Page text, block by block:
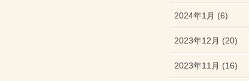
2024年1月 (6)
2023年12月 (20)
2023年11月 (16)